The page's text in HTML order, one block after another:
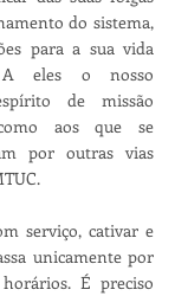
do sistema,
para a sua vida
eles o nosso
de missão
aos que se
por outras vias
serviço, cativar e
unicamente por
É preciso